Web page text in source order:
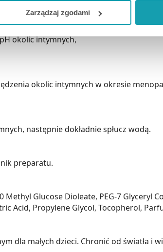
Strony. Będzie się to jednak
Zarządzaj zgodami
okolic intymnych,
okolic intymnych w okresie
następnie dokładnie spłucz wodą.
preparatu.
Glucose Dioleate, PEG-7 Glyceryl
Acid, Propylene Glycol, Tocopherol,
dla małych dzieci. Chronić od światła i